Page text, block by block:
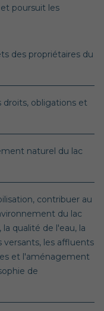
et poursuit les
des propriétaires du
droits, obligations et
naturel du lac
contribuer au
du lac
qualité de l'eau, la
versants, les affluents
et l'aménagement
de